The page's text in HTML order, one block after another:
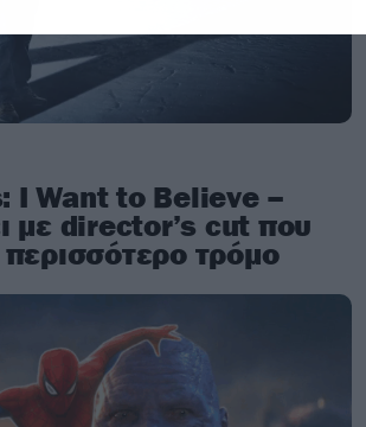
I Want to Believe –
με director’s cut που
τρόμο